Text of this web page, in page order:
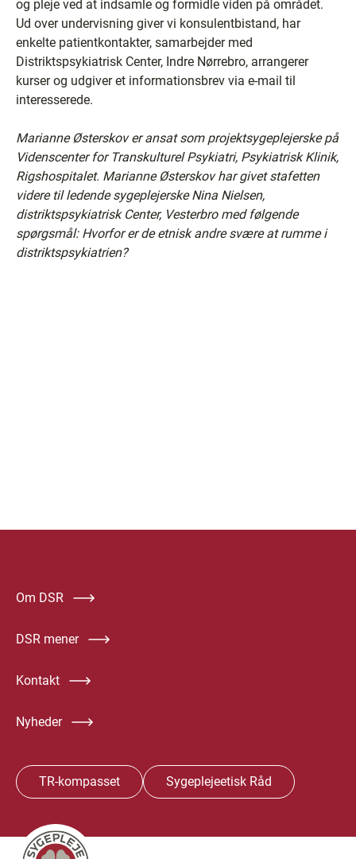
og pleje ved at indsamle og formidle viden på området.
Ud over undervisning giver vi konsulentbistand, har
enkelte patientkontakter, samarbejder med
Distriktspsykiatrisk Center, Indre Nørrebro, arrangerer
kurser og udgiver et informationsbrev via e-mail til
interesserede.
Marianne Østerskov er ansat som projektsygeplejerske på
Videnscenter for Transkulturel Psykiatri, Psykiatrisk Klinik,
Rigshospitalet. Marianne Østerskov har givet stafetten
videre til ledende sygeplejerske Nina Nielsen,
distriktspsykiatrisk Center, Vesterbro med følgende
spørgsmål: Hvorfor er de etnisk andre svære at rumme i
distriktspsykiatrien?
Om DSR
DSR mener
Kontakt
Nyheder
TR-kompasset Sygeplejeetisk Råd